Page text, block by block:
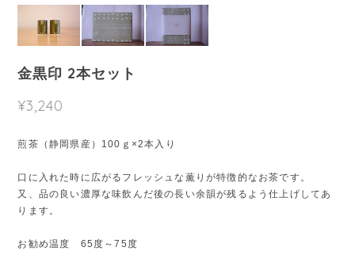
金黒印 2本セット
¥3,240
煎茶（静岡県産）100ｇ×2本入り
口に入れた時に広がるフレッシュな薫りが特徴的なお茶です。
又、品の良い濃厚な味飲んだ後の長い余韻が残るよう仕上げしてあ
ります。
お勧め温度 65度～75度